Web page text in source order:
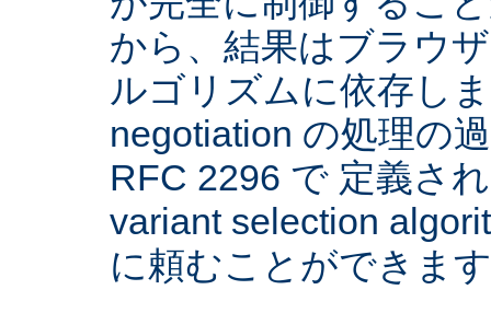
から、結果はブラウ
ルゴリズムに依存し
negotiation の処理の
RFC 2296 で 定義さ
variant selection
に頼むことができま